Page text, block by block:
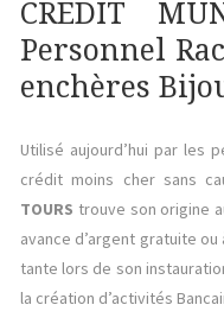
CREDIT
Personnel
enchères
Utilisé aujourd’hui par les
crédit moins cher sans
TOURS trouve son origine
avance d’argent gratuite
tante lors de son
la création d’activités